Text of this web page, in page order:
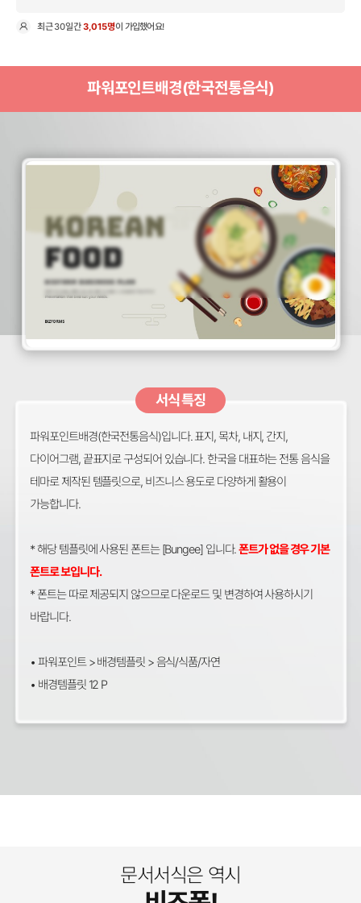
최근30일간3,015명이 가입했어요!
파워포인트배경(한국전통음식)
서식 특징
파워포인트배경(한국전통음식)입니다. 표지, 목차, 내지, 간지,
다이어그램, 끝표지로 구성되어 있습니다. 한국을 대표하는 전통 음식을
테마로 제작된 템플릿으로, 비즈니스 용도로 다양하게 활용이
가능합니다.
* 해당 템플릿에 사용된 폰트는 [Bungee] 입니다.폰트가 없을 경우 기본
폰트로 보입니다.
* 폰트는 따로 제공되지 않으므로 다운로드 및 변경하여 사용하시기
바랍니다.
• ​파워포인트 > 배경템플릿 > 음식/식품/자연
• 배경템플릿 12 P
문서서식은 역시